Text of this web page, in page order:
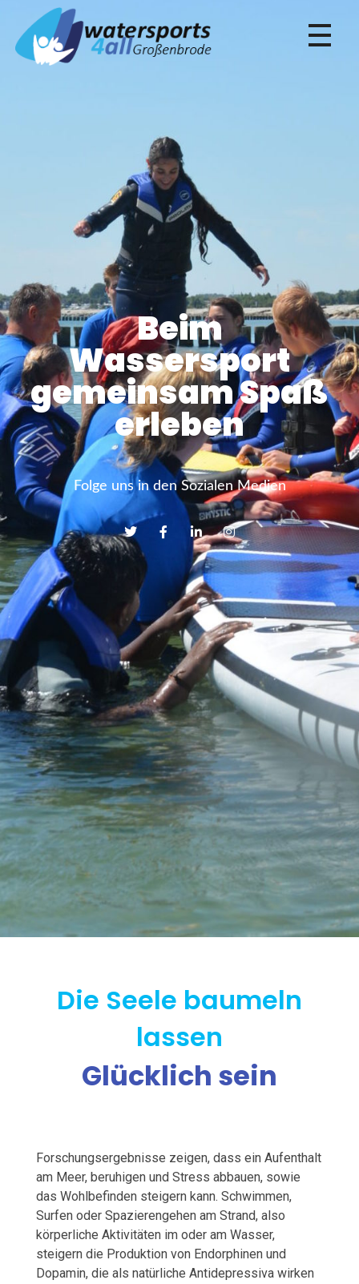
Beim
Wassersport
gemeinsam Spaß
erleben
Folge uns in den Sozialen Medien
Die Seele baumeln
lassen
Glücklich sein
Forschungsergebnisse zeigen, dass ein Aufenthalt
am Meer, beruhigen und Stress abbauen, sowie
das Wohlbefinden steigern kann. Schwimmen,
Surfen oder Spazierengehen am Strand, also
körperliche Aktivitäten im oder am Wasser,
steigern die Produktion von Endorphinen und
Dopamin, die als natürliche Antidepressiva wirken